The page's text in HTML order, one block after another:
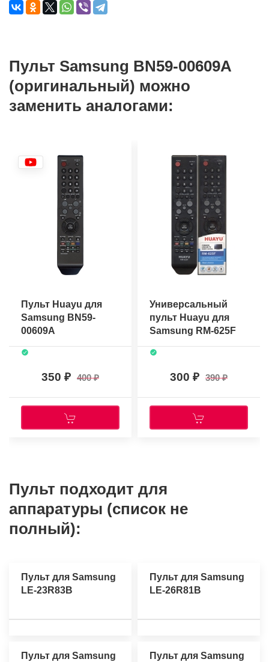
Пульт Samsung BN59-00609A
(оригинальный) можно
заменить аналогами:
Пульт Huayu для
Samsung BN59-
00609A
350 400
Универсальный
пульт Huayu для
Samsung RM-625F
300 390
Пульт подходит для
аппаратуры (список не
полный):
Пульт для Samsung
LE-23R83B
Пульт для Samsung
LE-26R81B
Пульт для Samsung
Пульт для Samsung